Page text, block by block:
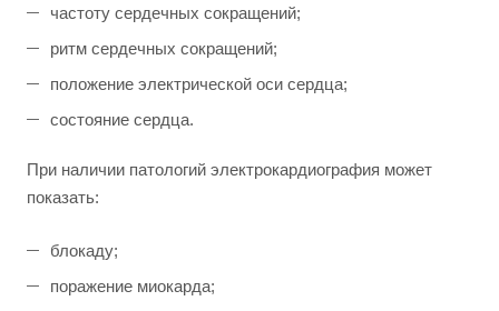
частоту сердечных сокращений;
ритм сердечных сокращений;
положение электрической оси сердца;
состояние сердца.
При наличии патологий электрокардиография может
показать:
блокаду;
поражение миокарда;